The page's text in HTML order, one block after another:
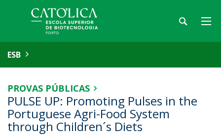
ESB
PROVAS PÚBLICAS
PULSE UP: Promoting Pulses in the
Portuguese Agri-Food System
through Children´s Diets